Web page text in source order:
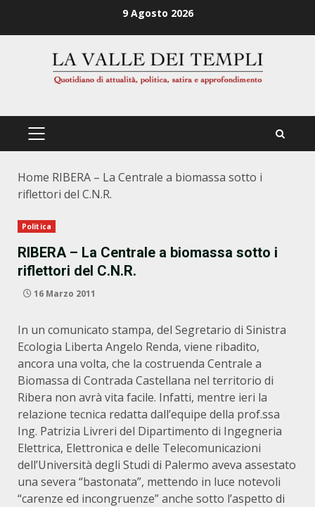
9 Agosto 2026
PRIMÄRES
Home RIBERA – La Centrale a biomassa sotto i
riflettori del C.N.R.
Politica
RIBERA – La Centrale a biomassa sotto i
riflettori del C.N.R.
16 Marzo 2011
In un comunicato stampa, del Segretario di Sinistra
Ecologia Liberta Angelo Renda, viene ribadito,
ancora una volta, che la costruenda Centrale a
Biomassa di Contrada Castellana nel territorio di
Ribera non avrà vita facile. Infatti, mentre ieri la
relazione tecnica redatta dall’equipe della prof.ssa
Ing. Patrizia Livreri del Dipartimento di Ingegneria
Elettrica, Elettronica e delle Telecomunicazioni
dell’Università degli Studi di Palermo aveva assestato
una severa “bastonata”, mettendo in luce notevoli
“carenze ed incongruenze” anche sotto l’aspetto di